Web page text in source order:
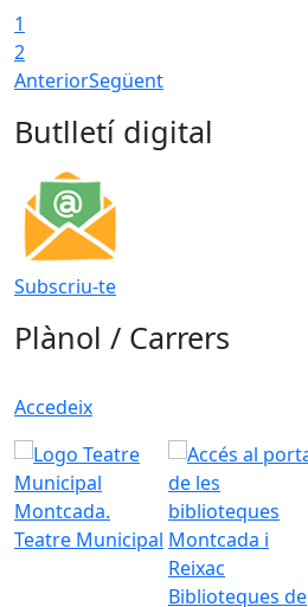
1
2
AnteriorSegüent
Butlletí digital
Subscriu-te
Plànol / Carrers
Accedeix
Teatre Municipal
Biblioteques de